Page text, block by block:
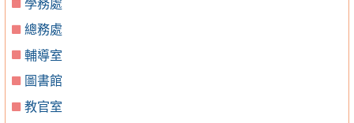
學務處
總務處
輔導室
圖書館
教官室